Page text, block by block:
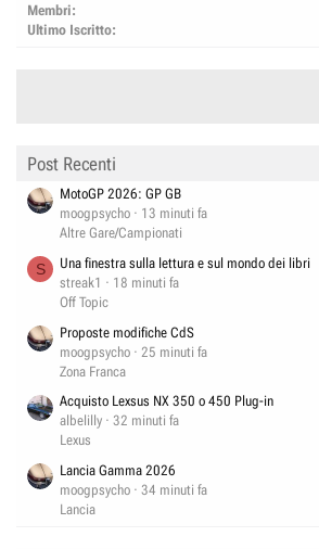
Membri
Ultimo Iscritto
Post Recenti
MotoGP 2026: GP GB
moogpsycho
13 minuti fa
Altre Gare/Campionati
S
Una finestra sulla lettura e sul mondo dei libri
streak1
18 minuti fa
Off Topic
Proposte modifiche CdS
moogpsycho
25 minuti fa
Zona Franca
Acquisto Lexsus NX 350 o 450 Plug-in
albelilly
32 minuti fa
Lexus
Lancia Gamma 2026
moogpsycho
34 minuti fa
Lancia